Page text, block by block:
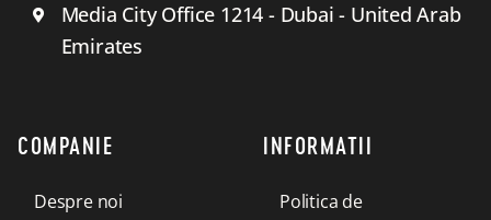
Media City Office 1214 - Dubai - United Arab
Emirates
COMPANIE
Despre noi
INFORMATII
Politica de